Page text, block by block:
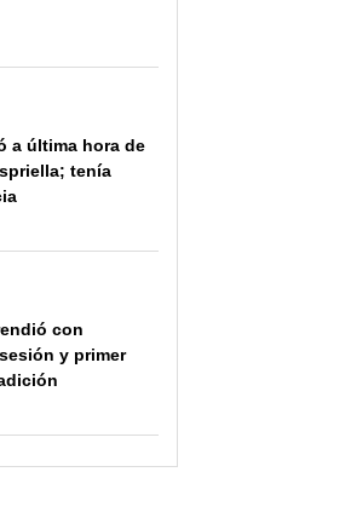
a última hora de
tenía
con
y primer